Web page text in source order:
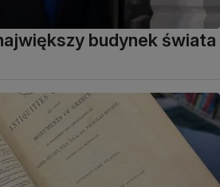
budynek świata